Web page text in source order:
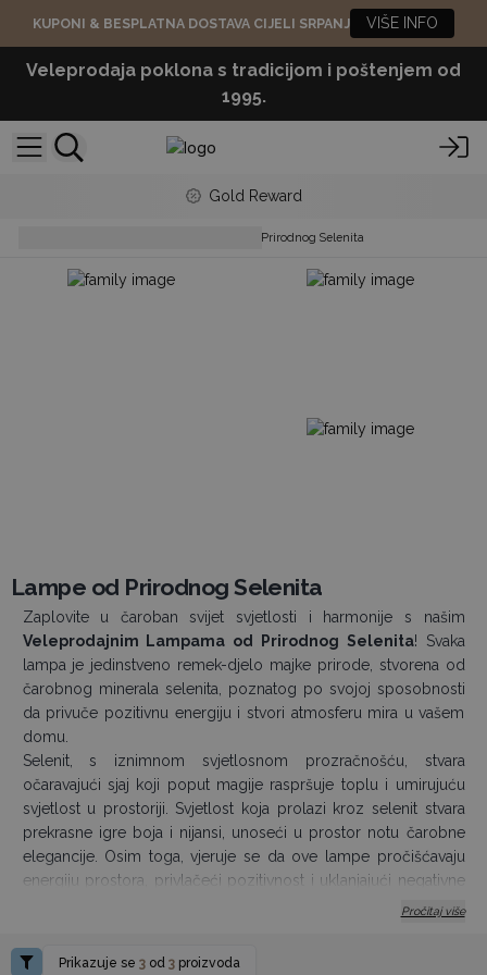
KUPONI & BESPLATNA DOSTAVA CIJELI SRPANJ VIŠE INFO
Veleprodaja poklona s tradicijom i poštenjem od
1995.
Gold Reward
Lampe od Prirodnog Selenita
Lampe od Prirodnog Selenita
Zaplovite u čaroban svijet svjetlosti i harmonije s našim
Veleprodajnim Lampama od Prirodnog Selenita! Svaka
lampa je jedinstveno remek-djelo majke prirode, stvorena od
čarobnog minerala selenita, poznatog po svojoj sposobnosti
da privuče pozitivnu energiju i stvori atmosferu mira u vašem
domu.
Selenit, s iznimnom svjetlosnom prozračnošću, stvara
očaravajući sjaj koji poput magije raspršuje toplu i umirujuću
svjetlost u prostoriji. Svjetlost koja prolazi kroz selenit stvara
prekrasne igre boja i nijansi, unoseći u prostor notu čarobne
elegancije. Osim toga, vjeruje se da ove lampe pročišćavaju
energiju prostora, privlačeći pozitivnost i uklanjajući negativne
utjecaje. Ovo je savršen dodatak vašem domu ako tražite mir,
Svaka toranjska lampa od prirodnog selenita dolazi u
Pročitaj više
Prikazuje se3 od3 proizvoda